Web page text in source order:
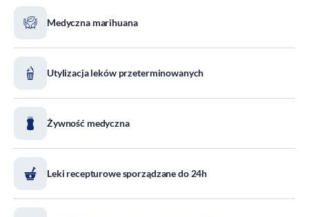
Standardy Ochrony Małoletnich
Tradycja aptekarstwa
Kodeks Etyki
Do pobrania
Dla akcjonariuszy
Medyczna marihuana
Utylizacja leków przeterminowanych
Żywność medyczna
Leki recepturowe sporządzane do 24h